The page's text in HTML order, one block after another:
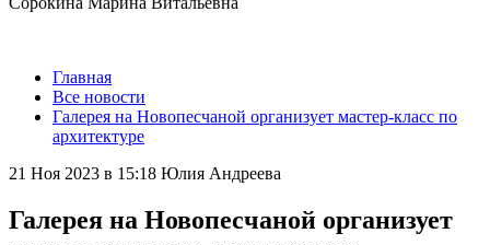
Главная
Все новости
Галерея на Новопесчаной организует мастер-класс по
архитектуре
21 Ноя 2023 в 15:18 Юлия Андреева
Галерея на Новопесчаной организует